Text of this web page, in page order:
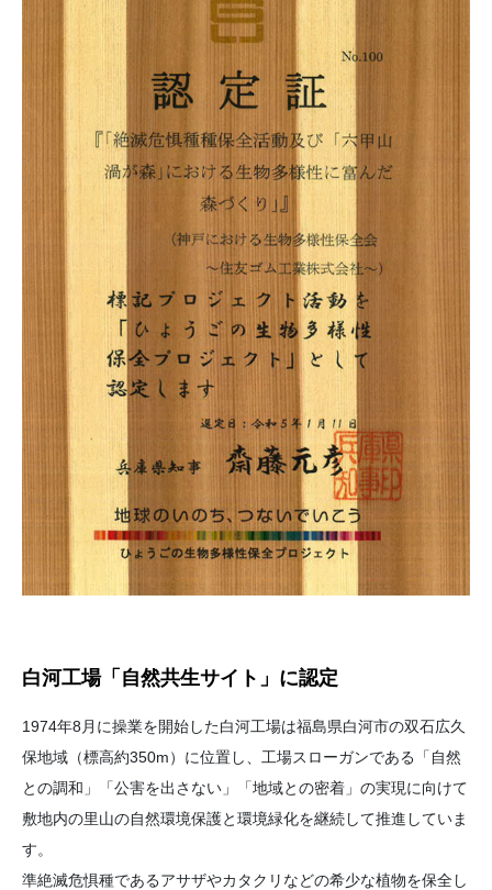
白河工場「自然共生サイト」に認定
1974年8月に操業を開始した白河工場は福島県白河市の双石広久
保地域（標高約350m）に位置し、工場スローガンである「自然
との調和」「公害を出さない」「地域との密着」の実現に向けて
敷地内の里山の自然環境保護と環境緑化を継続して推進していま
す。
準絶滅危惧種であるアサザやカタクリなどの希少な植物を保全し